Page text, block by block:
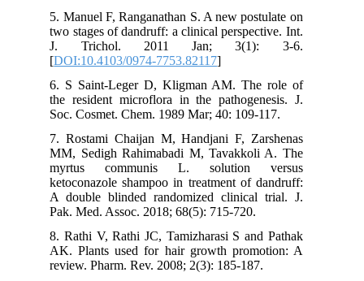
5. Manuel F, Ranganathan S. A new postulate on
two stages of dandruff: a clinical perspective. Int.
J. Trichol. 2011 Jan; 3(1): 3-6.
[DOI:10.4103/0974-7753.82117
6. S Saint-Leger D, Kligman AM. The role of
the resident microflora in the pathogenesis. J.
Soc. Cosmet. Chem. 1989 Mar; 40: 109-117.
7. Rostami Chaijan M, Handjani F, Zarshenas
MM, Sedigh Rahimabadi M, Tavakkoli A. The
myrtus communis L. solution versus
ketoconazole shampoo in treatment of dandruff:
A double blinded randomized clinical trial. J.
Pak. Med. Assoc. 2018; 68(5): 715-720.
8. Rathi V, Rathi JC, Tamizharasi S and Pathak
AK. Plants used for hair growth promotion: A
review. Pharm. Rev. 2008; 2(3): 185-187.